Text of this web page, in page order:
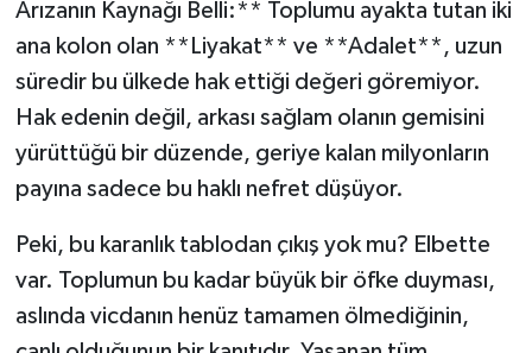
Arızanın Kaynağı Belli:** Toplumu ayakta tutan iki
ana kolon olan **Liyakat** ve **Adalet**, uzun
süredir bu ülkede hak ettiği değeri göremiyor.
Hak edenin değil, arkası sağlam olanın gemisini
yürüttüğü bir düzende, geriye kalan milyonların
payına sadece bu haklı nefret düşüyor.
Peki, bu karanlık tablodan çıkış yok mu? Elbette
var. Toplumun bu kadar büyük bir öfke duyması,
aslında vicdanın henüz tamamen ölmediğinin,